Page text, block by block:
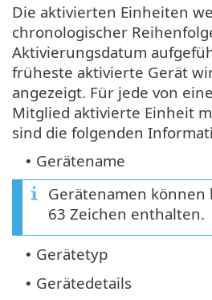
Die aktivierten Einheiten
chronologischer
Aktivierungsdatum
früheste aktivierte Gerät
angezeigt. Für jede von
Mitglied aktivierte Einheit
sind die folgenden
• Gerätename
Gerätenamen können
63 Zeichen enthalten.
• Gerätetyp
• Gerätedetails